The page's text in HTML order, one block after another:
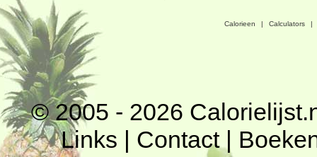
Calorieen | Calculators |
© 2005 - 2026
Links | Contact|